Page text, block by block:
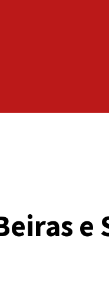
e